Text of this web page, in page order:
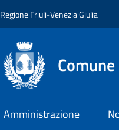
Regione Friuli-Venezia Giulia
Amministrazione